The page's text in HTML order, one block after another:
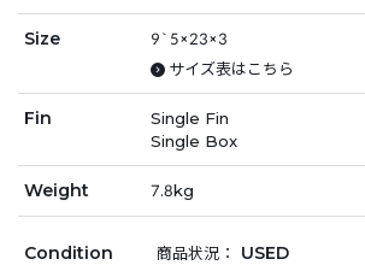
Size
9`5×23×3
サイズ表はこちら
Fin
Single Fin
Single Box
Weight 7.8kg
Condition 商品状況： USED